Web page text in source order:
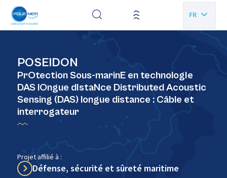
FR
POSEIDON
PrOtection Sous-marinE en technologIe
DAS lOngue dIstaNce Distributed Acoustic
Sensing (DAS) longue distance : Câble et
interrogateur
Projet affilié à :
Défense, sécurité et sûreté maritime
Panneau de gestion des cookies